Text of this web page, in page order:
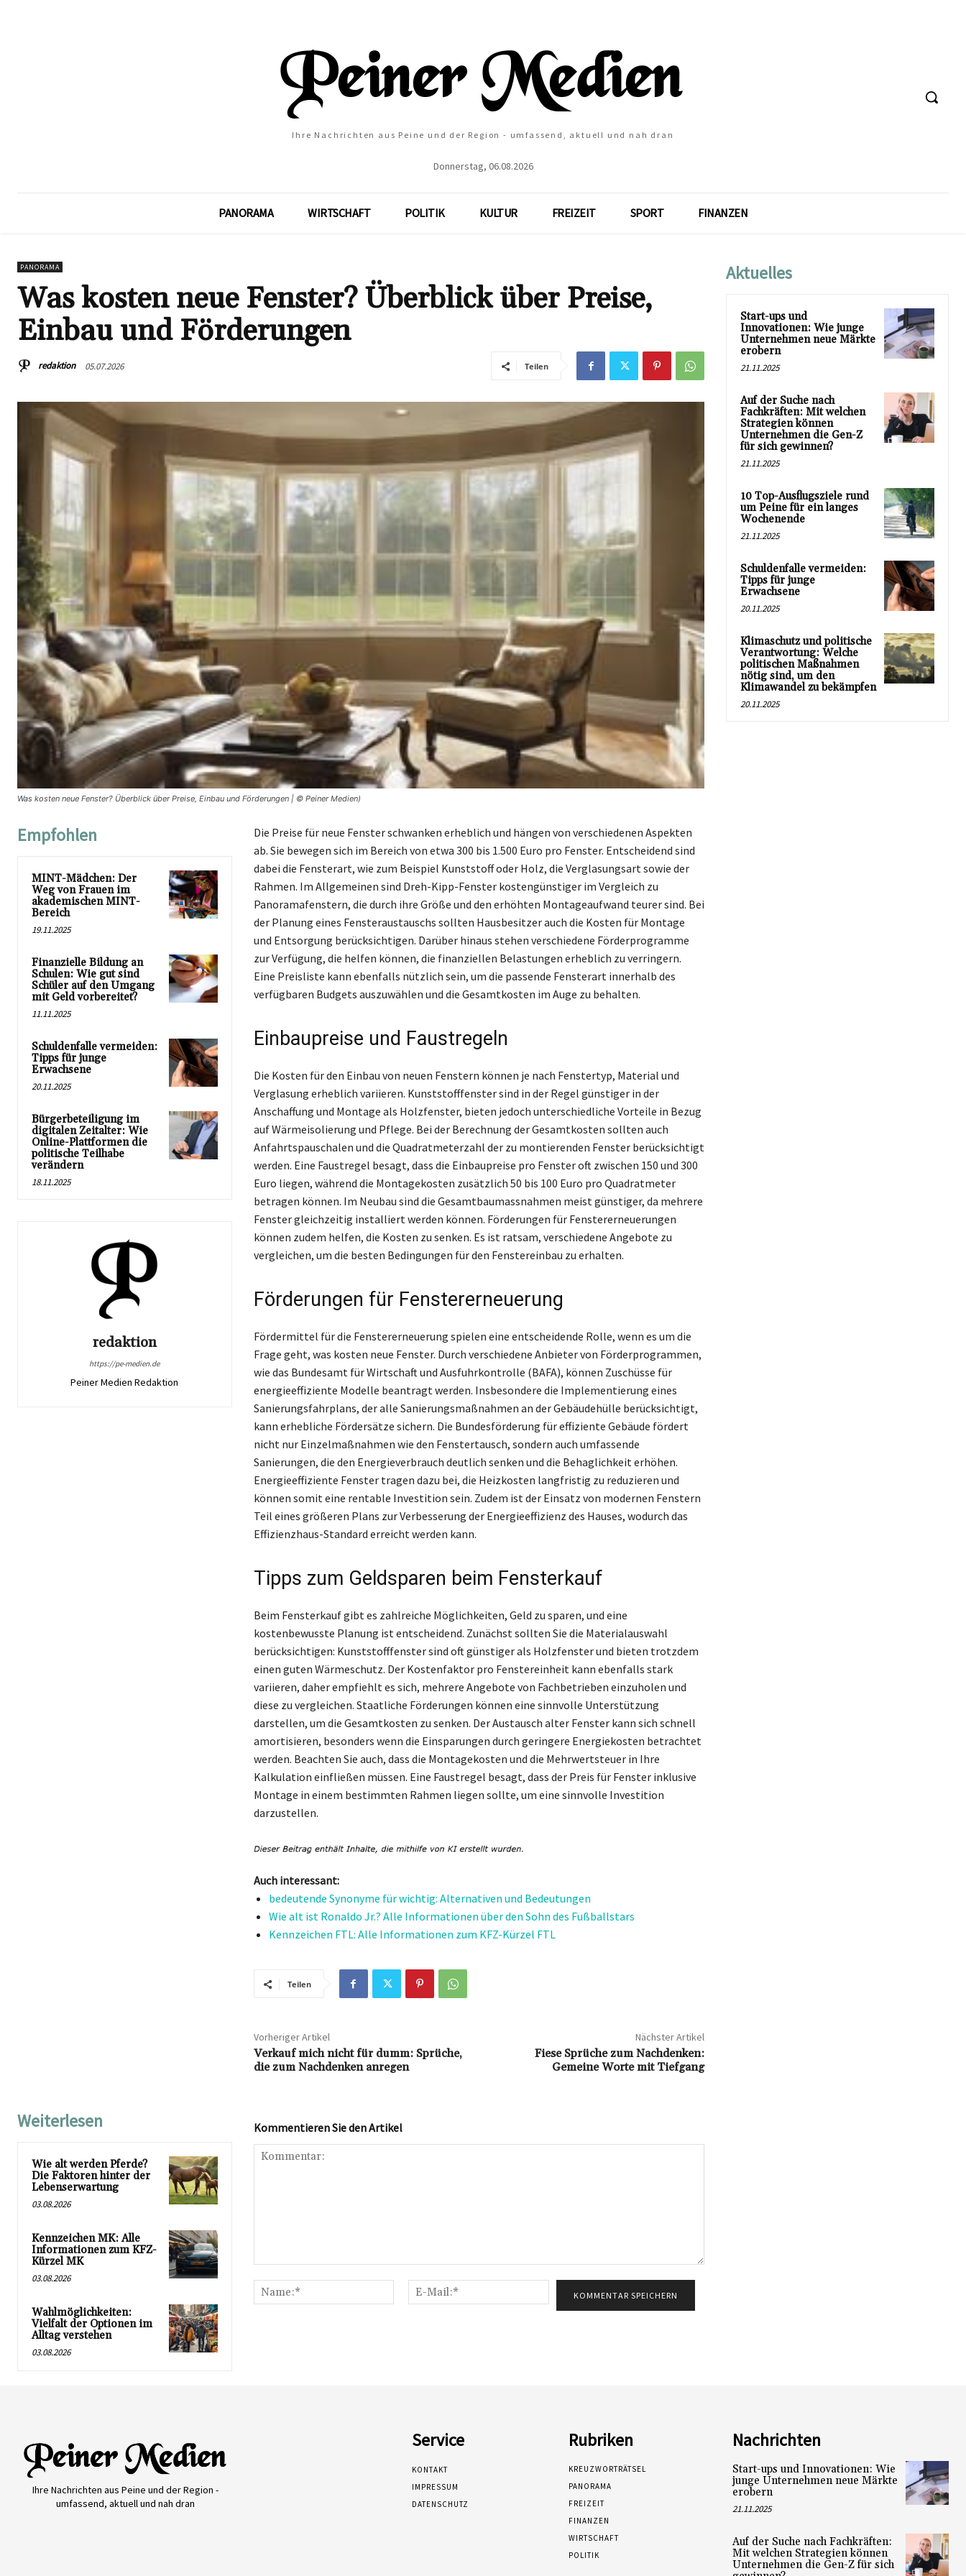
Ihre Nachrichten aus Peine und der Region - umfassend, aktuell und nah dran
Donnerstag, 06.08.2026
PANORAMA WIRTSCHAFT POLITIK KULTUR FREIZEIT SPORT FINANZEN
PANORAMA
Was kosten neue Fenster? Überblick über Preise,
Einbau und Förderungen
redaktion 05.07.2026 Teilen
Was kosten neue Fenster? Überblick über Preise, Einbau und Förderungen | © Peiner Medien)
Empfohlen
MINT-Mädchen: Der
Weg von Frauen im
akademischen MINT-
Bereich
19.11.2025
Finanzielle Bildung an
Schulen: Wie gut sind
Schüler auf den Umgang
mit Geld vorbereitet?
11.11.2025
Schuldenfalle vermeiden:
Tipps für junge
Erwachsene
20.11.2025
Bürgerbeteiligung im
digitalen Zeitalter: Wie
Online-Plattformen die
politische Teilhabe
verändern
18.11.2025
redaktion
https://pe-medien.de
Peiner Medien Redaktion
Die Preise für neue Fenster schwanken erheblich und hängen von verschiedenen Aspekten
ab. Sie bewegen sich im Bereich von etwa 300 bis 1.500 Euro pro Fenster. Entscheidend sind
dabei die Fensterart, wie zum Beispiel Kunststoff oder Holz, die Verglasungsart sowie der
Rahmen. Im Allgemeinen sind Dreh-Kipp-Fenster kostengünstiger im Vergleich zu
Panoramafenstern, die durch ihre Größe und den erhöhten Montageaufwand teurer sind. Bei
der Planung eines Fensteraustauschs sollten Hausbesitzer auch die Kosten für Montage
und Entsorgung berücksichtigen. Darüber hinaus stehen verschiedene Förderprogramme
zur Verfügung, die helfen können, die finanziellen Belastungen erheblich zu verringern.
Eine Preisliste kann ebenfalls nützlich sein, um die passende Fensterart innerhalb des
verfügbaren Budgets auszuwählen und die Gesamtkosten im Auge zu behalten.
Einbaupreise und Faustregeln
Die Kosten für den Einbau von neuen Fenstern können je nach Fenstertyp, Material und
Verglasung erheblich variieren. Kunststofffenster sind in der Regel günstiger in der
Anschaffung und Montage als Holzfenster, bieten jedoch unterschiedliche Vorteile in Bezug
auf Wärmeisolierung und Pflege. Bei der Berechnung der Gesamtkosten sollten auch
Anfahrtspauschalen und die Quadratmeterzahl der zu montierenden Fenster berücksichtigt
werden. Eine Faustregel besagt, dass die Einbaupreise pro Fenster oft zwischen 150 und 300
Euro liegen, während die Montagekosten zusätzlich 50 bis 100 Euro pro Quadratmeter
betragen können. Im Neubau sind die Gesamtbaumassnahmen meist günstiger, da mehrere
Fenster gleichzeitig installiert werden können. Förderungen für Fenstererneuerungen
können zudem helfen, die Kosten zu senken. Es ist ratsam, verschiedene Angebote zu
vergleichen, um die besten Bedingungen für den Fenstereinbau zu erhalten.
Förderungen für Fenstererneuerung
Fördermittel für die Fenstererneuerung spielen eine entscheidende Rolle, wenn es um die
Frage geht, was kosten neue Fenster. Durch verschiedene Anbieter von Förderprogrammen,
wie das Bundesamt für Wirtschaft und Ausfuhrkontrolle (BAFA), können Zuschüsse für
energieeffiziente Modelle beantragt werden. Insbesondere die Implementierung eines
Sanierungsfahrplans, der alle Sanierungsmaßnahmen an der Gebäudehülle berücksichtigt,
kann erhebliche Fördersätze sichern. Die Bundesförderung für effiziente Gebäude fördert
nicht nur Einzelmaßnahmen wie den Fenstertausch, sondern auch umfassende
Sanierungen, die den Energieverbrauch deutlich senken und die Behaglichkeit erhöhen.
Energieeffiziente Fenster tragen dazu bei, die Heizkosten langfristig zu reduzieren und
können somit eine rentable Investition sein. Zudem ist der Einsatz von modernen Fenstern
Teil eines größeren Plans zur Verbesserung der Energieeffizienz des Hauses, wodurch das
Effizienzhaus-Standard erreicht werden kann.
Tipps zum Geldsparen beim Fensterkauf
Beim Fensterkauf gibt es zahlreiche Möglichkeiten, Geld zu sparen, und eine
kostenbewusste Planung ist entscheidend. Zunächst sollten Sie die Materialauswahl
berücksichtigen: Kunststofffenster sind oft günstiger als Holzfenster und bieten trotzdem
einen guten Wärmeschutz. Der Kostenfaktor pro Fenstereinheit kann ebenfalls stark
variieren, daher empfiehlt es sich, mehrere Angebote von Fachbetrieben einzuholen und
diese zu vergleichen. Staatliche Förderungen können eine sinnvolle Unterstützung
darstellen, um die Gesamtkosten zu senken. Der Austausch alter Fenster kann sich schnell
amortisieren, besonders wenn die Einsparungen durch geringere Energiekosten betrachtet
werden. Beachten Sie auch, dass die Montagekosten und die Mehrwertsteuer in Ihre
Kalkulation einfließen müssen. Eine Faustregel besagt, dass der Preis für Fenster inklusive
Montage in einem bestimmten Rahmen liegen sollte, um eine sinnvolle Investition
darzustellen.
Auch interessant:
bedeutende Synonyme für wichtig: Alternativen und Bedeutungen
Wie alt ist Ronaldo Jr.? Alle Informationen über den Sohn des Fußballstars
Kennzeichen FTL: Alle Informationen zum KFZ-Kürzel FTL
Teilen
Vorheriger Artikel
Verkauf mich nicht für dumm: Sprüche,
die zum Nachdenken anregen
Nächster Artikel
Fiese Sprüche zum Nachdenken:
Gemeine Worte mit Tiefgang
Weiterlesen
Wie alt werden Pferde?
Die Faktoren hinter der
Lebenserwartung
03.08.2026
Kennzeichen MK: Alle
Informationen zum KFZ-
Kürzel MK
03.08.2026
Wahlmöglichkeiten:
Vielfalt der Optionen im
Alltag verstehen
03.08.2026
Kommentieren Sie den Artikel
Name:*
Mail:*
Aktuelles
Start-ups und
Innovationen: Wie junge
Unternehmen neue Märkte
erobern
21.11.2025
Auf der Suche nach
Fachkräften: Mit welchen
Strategien können
Unternehmen die Gen-Z
für sich gewinnen?
21.11.2025
10 Top-Ausflugsziele rund
um Peine für ein langes
Wochenende
21.11.2025
Schuldenfalle vermeiden:
Tipps für junge
Erwachsene
20.11.2025
Klimaschutz und politische
Verantwortung: Welche
politischen Maßnahmen
nötig sind, um den
Klimawandel zu bekämpfen
20.11.2025
Ihre Nachrichten aus Peine und der Region -
umfassend, aktuell und nah dran
Service
KONTAKT
IMPRESSUM
DATENSCHUTZ
Rubriken
KREUZWORTRÄTSEL
PANORAMA
FREIZEIT
FINANZEN
WIRTSCHAFT
POLITIK
Nachrichten
Start-ups und Innovationen: Wie
junge Unternehmen neue Märkte
erobern
21.11.2025
Auf der Suche nach Fachkräften:
Mit welchen Strategien können
Unternehmen die Gen-Z für sich